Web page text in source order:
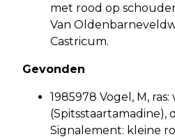
met rood op
Van
Castricum.
Gevonden
1985978 Vogel, M, ras:
(Spitsstaartamadine),
Signalement: kleine